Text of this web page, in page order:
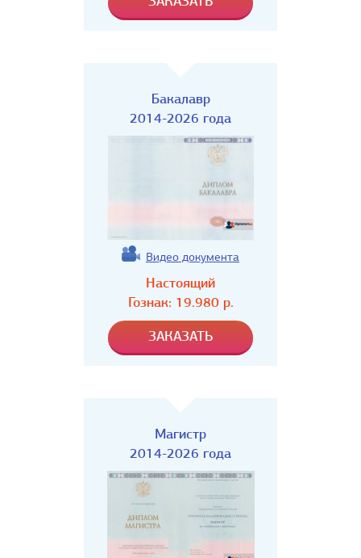
Бакалавр
2014-2026 года
Видео документа
Настоящий
Гознак: 19.980р.
Магистр
2014-2026 года